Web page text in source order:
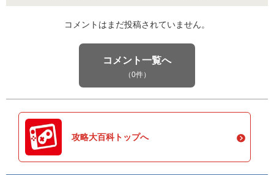
コメントはまだ投稿されていません。
コメント一覧へ
（0件）
攻略大百科トップへ